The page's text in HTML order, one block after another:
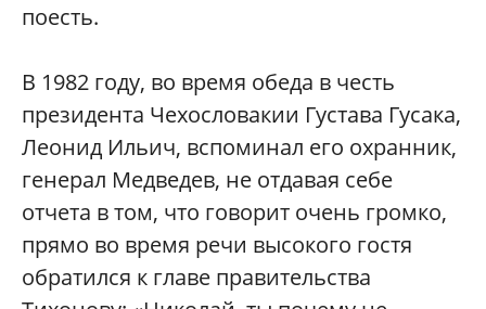
поесть.
В 1982 году, во время обеда в честь
президента Чехословакии Густава Гусака,
Леонид Ильич, вспоминал его охранник,
генерал Медведев, не отдавая себе
отчета в том, что говорит очень громко,
прямо во время речи высокого гостя
обратился к главе правительства